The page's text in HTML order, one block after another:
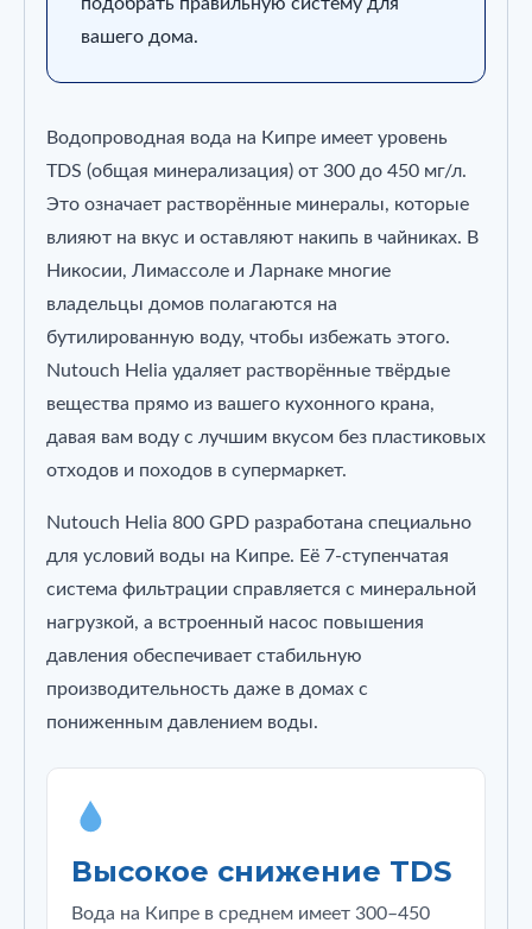
вашего дома.
Водопроводная вода на Кипре имеет уровень
TDS (общая минерализация) от 300 до 450 мг/л.
Это означает растворённые минералы, которые
влияют на вкус и оставляют накипь в чайниках. В
Никосии, Лимассоле и Ларнаке многие
владельцы домов полагаются на
бутилированную воду, чтобы избежать этого.
Nutouch Helia удаляет растворённые твёрдые
вещества прямо из вашего кухонного крана,
давая вам воду с лучшим вкусом без пластиковых
отходов и походов в супермаркет.
Nutouch Helia 800 GPD разработана специально
для условий воды на Кипре. Её 7‑ступенчатая
система фильтрации справляется с минеральной
нагрузкой, а встроенный насос повышения
давления обеспечивает стабильную
производительность даже в домах с
пониженным давлением воды.
Высокое снижение TDS
Вода на Кипре в среднем имеет 300–450